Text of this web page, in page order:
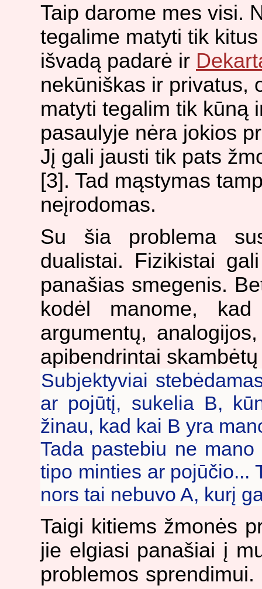
Taip darome mes visi.
tegalime matyti tik
išvadą padarė ir
nekūniškas ir privatus,
matyti tegalim tik kūną
pasaulyje nėra jokios
Jį gali jausti tik pats
[3]. Tad mąstymas
neįrodomas.
Su šia problema
dualistai. Fizikistai
panašias smegenis.
kodėl manome,
argumentų,
apibendrintai
Subjektyviai
ar pojūtį, sukelia B,
žinau, kad kai B yra
Tada pastebiu ne
tipo minties ar pojūčio...
nors tai nebuvo A, kurį
Taigi kitiems žmonės
jie elgiasi panašiai į
problemos